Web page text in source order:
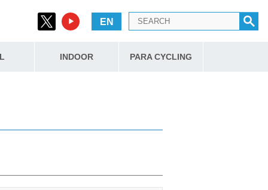
EN
INDOOR PARA CYCLING